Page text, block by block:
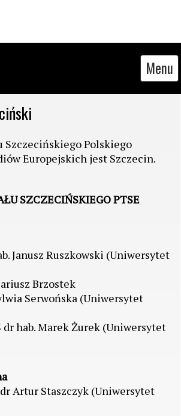
Menu
Szczecińskiego Polskiego
Europejskich jest Szczecin.
SZCZECIŃSKIEGO PTSE
Janusz Ruszkowski (Uniwersytet
Brzostek
Serwońska (Uniwersytet
dr hab. Marek Żurek (Uniwersytet
Artur Staszczyk (Uniwersytet